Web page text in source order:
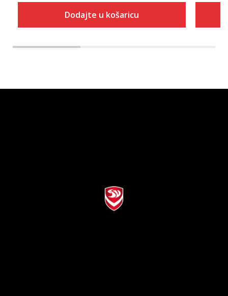
Dodajte u košaricu